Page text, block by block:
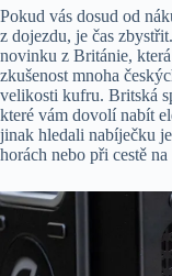
Pokud vás dosud od
z dojezdu, je čas
novinku z Británie,
zkušenost mnoha
velikosti kufru. Britská
které vám dovolí nabít
jinak hledali nabíječku
horách nebo při cestě na